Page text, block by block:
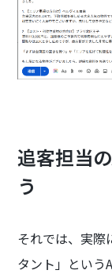
追客担当
う
それでは、実際
タント」という